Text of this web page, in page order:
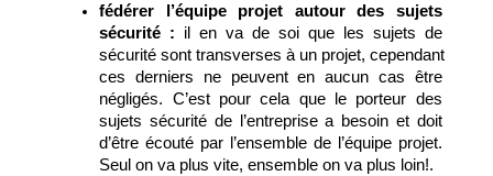
fédérer l’équipe projet autour des sujets
sécurité : il en va de soi que les sujets de
sécurité sont transverses à un projet, cependant
ces derniers ne peuvent en aucun cas être
négligés. C’est pour cela que le porteur des
sujets sécurité de l’entreprise a besoin et doit
d’être écouté par l’ensemble de l’équipe projet.
Seul on va plus vite, ensemble on va plus loin!.